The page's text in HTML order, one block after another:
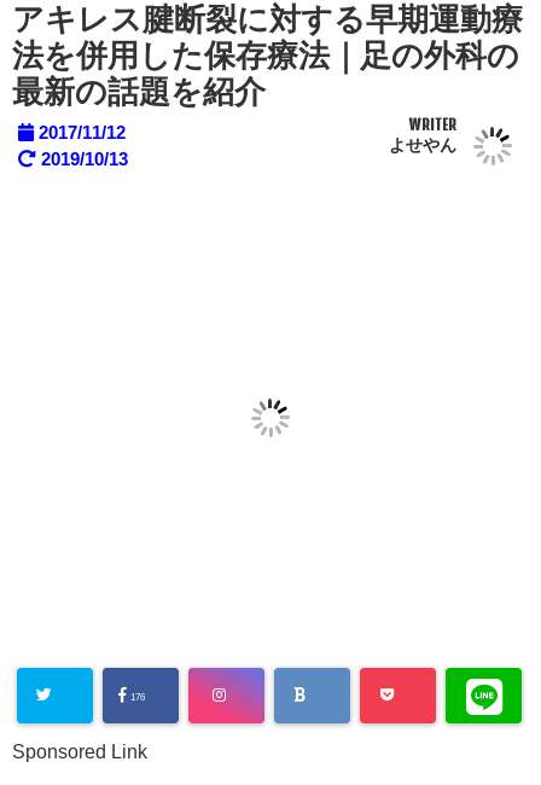
アキレス腱断裂に対する早期運動療
法を併用した保存療法｜足の外科の
最新の話題を紹介
2017/11/12
2019/10/13
WRITER
よせやん
176
Sponsored Link